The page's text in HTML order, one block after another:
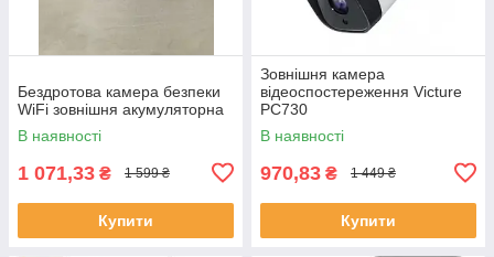
Бездротова камера безпеки
WiFi зовнішня акумуляторна
В наявності
1 071,33 ₴ 1 599 ₴
Купити
Зовнішня камера
відеоспостереження Victure
PC730
В наявності
970,83 ₴ 1 449 ₴
Купити